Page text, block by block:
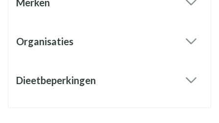
Merken
Organisaties
Dieetbeperkingen